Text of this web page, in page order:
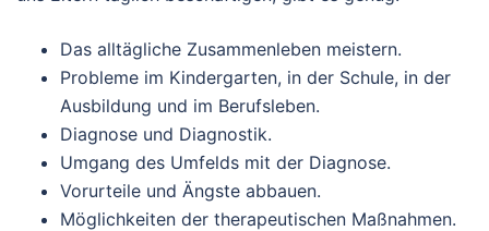
Das alltägliche Zusammenleben meistern.
Probleme im Kindergarten, in der Schule, in der
Ausbildung und im Berufsleben.
Diagnose und Diagnostik.
Umgang des Umfelds mit der Diagnose.
Vorurteile und Ängste abbauen.
Möglichkeiten der therapeutischen Maßnahmen.